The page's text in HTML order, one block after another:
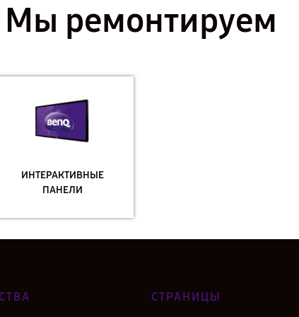
Мы ремонтируем
ИНТЕРАКТИВНЫЕ
ПАНЕЛИ
СТРАНИЦЫ